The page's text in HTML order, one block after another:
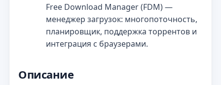
Free Download Manager (FDM) —
менеджер загрузок: многопоточность,
планировщик, поддержка торрентов и
интеграция с браузерами.
Описание